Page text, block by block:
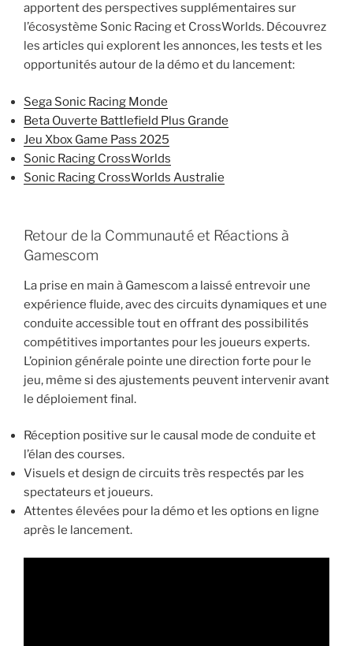
apportent des perspectives supplémentaires sur
l’écosystème Sonic Racing et CrossWorlds. Découvrez
les articles qui explorent les annonces, les tests et les
opportunités autour de la démo et du lancement:
Sega Sonic Racing Monde
Beta Ouverte Battlefield Plus Grande
Jeu Xbox Game Pass 2025
Sonic Racing CrossWorlds
Sonic Racing CrossWorlds Australie
Retour de la Communauté et Réactions à
Gamescom
La prise en main à Gamescom a laissé entrevoir une
expérience fluide, avec des circuits dynamiques et une
conduite accessible tout en offrant des possibilités
compétitives importantes pour les joueurs experts.
L’opinion générale pointe une direction forte pour le
jeu, même si des ajustements peuvent intervenir avant
le déploiement final.
Réception positive sur le causal mode de conduite et
l’élan des courses.
Visuels et design de circuits très respectés par les
spectateurs et joueurs.
Attentes élevées pour la démo et les options en ligne
après le lancement.